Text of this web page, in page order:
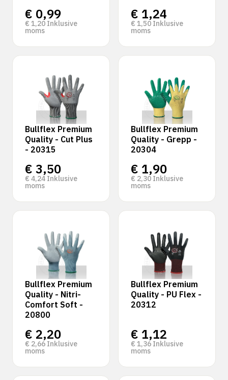
€ 0,99
€ 1,20 Inklusive
moms
€ 1,24
€ 1,50 Inklusive
moms
Bullflex Premium
Quality - Cut Plus
- 20315
€ 3,50
€ 4,24 Inklusive
moms
Bullflex Premium
Quality - Grepp -
20304
€ 1,90
€ 2,30 Inklusive
moms
Bullflex Premium
Quality - Nitri-
Comfort Soft -
20800
€ 2,20
€ 2,66 Inklusive
moms
Bullflex Premium
Quality - PU Flex -
20312
€ 1,12
€ 1,36 Inklusive
moms